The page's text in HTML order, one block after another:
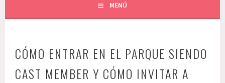
MENÚ
CÓMO ENTRAR EN EL PARQUE SIENDO
CAST MEMBER Y CÓMO INVITAR A